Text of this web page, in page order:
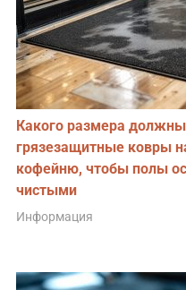
Какого размера
грязезащитные ковры
кофейню, чтобы полы
чистыми
Информация